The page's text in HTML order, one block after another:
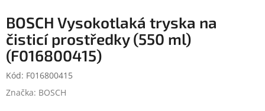
BOSCH Vysokotlaká tryska na
čisticí prostředky (550 ml)
(F016800415)
Kód: F016800415
Značka: BOSCH